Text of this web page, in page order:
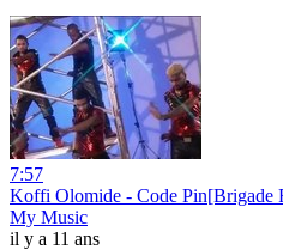
7:57
Koffi Olomide - Code
My Music
il y a 11 ans